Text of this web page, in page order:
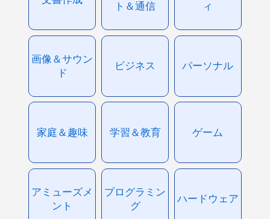
ト＆通信
ィ
画像＆サウン
ド
ビジネス パーソナル
家庭＆趣味 学習＆教育 ゲーム
アミューズメ
ント
プログラミン
グ
ハードウェア